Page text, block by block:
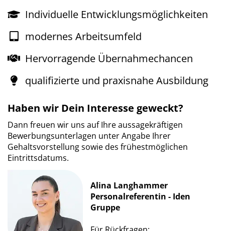
Individuelle Entwicklungsmöglichkeiten
modernes Arbeitsumfeld
Hervorragende Übernahmechancen
qualifizierte und praxisnahe Ausbildung
Haben wir Dein Interesse geweckt?
Dann freuen wir uns auf Ihre aussagekräftigen
Bewerbungsunterlagen unter Angabe Ihrer
Gehaltsvorstellung sowie des frühestmöglichen
Eintrittsdatums.
Alina Langhammer
Personalreferentin - Iden
Gruppe